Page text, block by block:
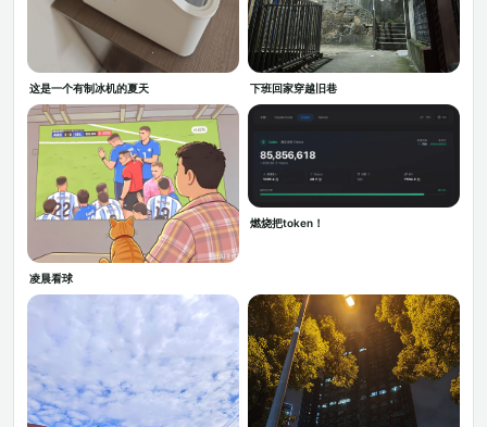
这是一个有制冰机的夏天 下班回家穿越旧巷
凌晨看球
燃烧把token！